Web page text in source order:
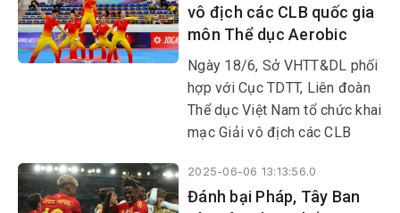
vô địch các CLB quốc gia
môn Thể dục Aerobic
Ngày 18/6, Sở VHTT&DL phối
hợp với Cục TDTT, Liên đoàn
Thể dục Việt Nam tổ chức khai
mạc Giải vô địch các CLB
năm 2025 tại Nhà thi đấu Lê
Trung Kiên (TP Tuy Hòa).
2025-06-06 13:13:56.0
Đánh bại Pháp, Tây Ban